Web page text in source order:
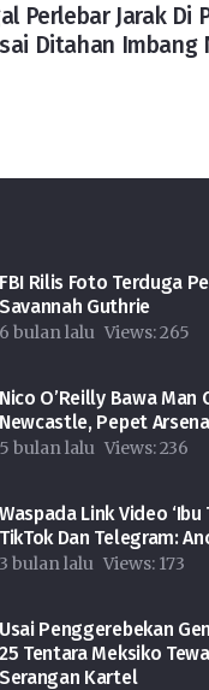
Perlebar Jarak Di
Ditahan Imbang
FBI Rilis Foto Terduga
Savannah Guthrie
6 bulan lalu Views:265
Nico O’Reilly Bawa Man
Newcastle, Pepet
5 bulan lalu Views:236
Waspada Link Video ‘Ibu
TikTok Dan Telegram:
3 bulan lalu Views: 173
Usai Penggerebekan
25 Tentara Meksiko
Serangan Kartel